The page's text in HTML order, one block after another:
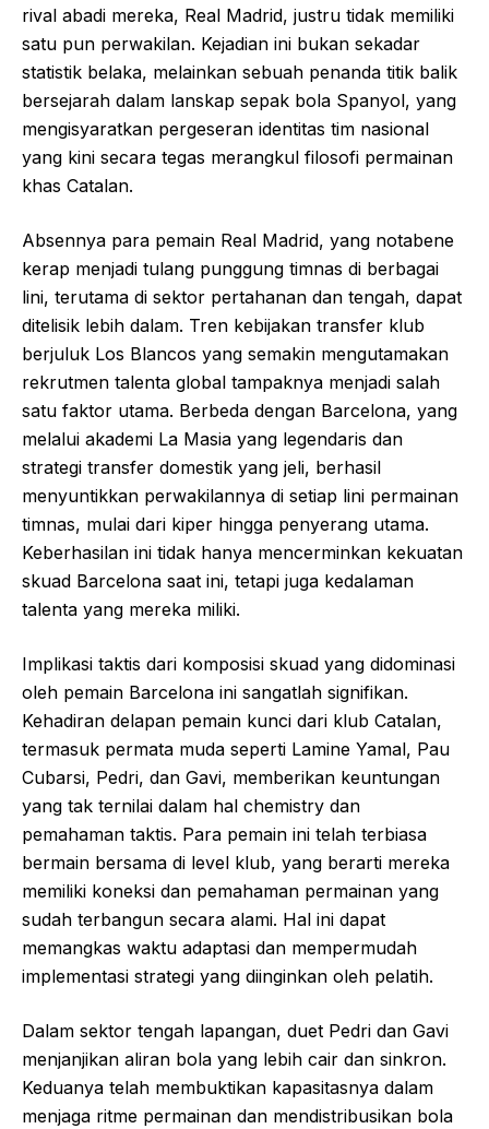
rival abadi mereka, Real Madrid, justru tidak memiliki
satu pun perwakilan. Kejadian ini bukan sekadar
statistik belaka, melainkan sebuah penanda titik balik
bersejarah dalam lanskap sepak bola Spanyol, yang
mengisyaratkan pergeseran identitas tim nasional
yang kini secara tegas merangkul filosofi permainan
khas Catalan.
Absennya para pemain Real Madrid, yang notabene
kerap menjadi tulang punggung timnas di berbagai
lini, terutama di sektor pertahanan dan tengah, dapat
ditelisik lebih dalam. Tren kebijakan transfer klub
berjuluk Los Blancos yang semakin mengutamakan
rekrutmen talenta global tampaknya menjadi salah
satu faktor utama. Berbeda dengan Barcelona, yang
melalui akademi La Masia yang legendaris dan
strategi transfer domestik yang jeli, berhasil
menyuntikkan perwakilannya di setiap lini permainan
timnas, mulai dari kiper hingga penyerang utama.
Keberhasilan ini tidak hanya mencerminkan kekuatan
skuad Barcelona saat ini, tetapi juga kedalaman
talenta yang mereka miliki.
Implikasi taktis dari komposisi skuad yang didominasi
oleh pemain Barcelona ini sangatlah signifikan.
Kehadiran delapan pemain kunci dari klub Catalan,
termasuk permata muda seperti Lamine Yamal, Pau
Cubarsi, Pedri, dan Gavi, memberikan keuntungan
yang tak ternilai dalam hal chemistry dan
pemahaman taktis. Para pemain ini telah terbiasa
bermain bersama di level klub, yang berarti mereka
memiliki koneksi dan pemahaman permainan yang
sudah terbangun secara alami. Hal ini dapat
memangkas waktu adaptasi dan mempermudah
implementasi strategi yang diinginkan oleh pelatih.
Dalam sektor tengah lapangan, duet Pedri dan Gavi
menjanjikan aliran bola yang lebih cair dan sinkron.
Keduanya telah membuktikan kapasitasnya dalam
menjaga ritme permainan dan mendistribusikan bola